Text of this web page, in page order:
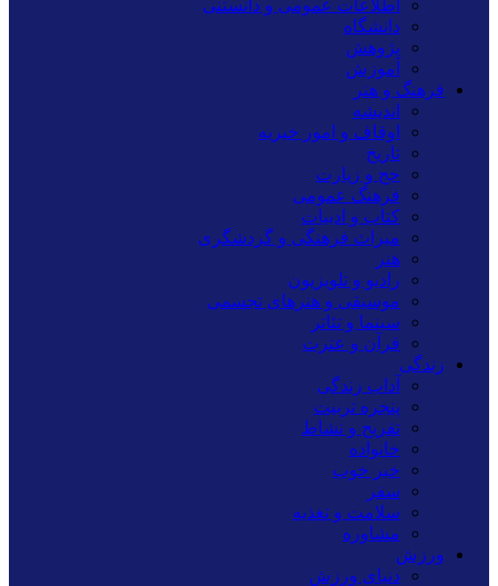
اطلاعات عمومی و دانستنی
دانشگاه
پژوهش
آموزش
فرهنگ و هنر
اندیشه
اوقاف و امور خیریه
تاریخ
حج و زیارت
فرهنگ عمومی
کتاب و ادبیات
میراث فرهنگی و گردشگری
هنر
رادیو و تلویزیون
موسیقی و هنرهای تجسمی
سینما و تئاتر
قرآن و عترت
زندگی
آداب زندگی
پنجره تربیت
تفریح و نشاط
خانواده
خبر خوب
سفر
سلامت و تغذیه
مشاوره
ورزش
دنیای ورزش